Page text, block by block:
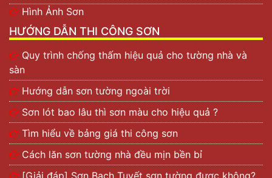
Hình Ảnh Sơn
HƯỚNG DẪN THI CÔNG SƠN
Quy trình chống thấm hiệu quả cho tường nhà và
sàn
Hướng dẫn sơn tường ngoài trời
Sơn lót bao lâu thì sơn màu cho hiệu quả ?
Tìm hiểu về bảng giá thi công sơn
Cách lăn sơn tường nhà đều mịn bền bỉ
[Giải đáp] Sơn Bạch Tuyết sơn tường được không?